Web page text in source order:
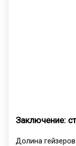
Заключение:
Долина